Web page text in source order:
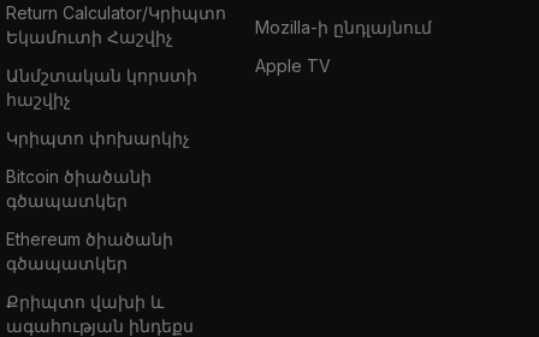
Return Calculator/Կրիպտո
Եկամուտի Հաշվիչ
Անմշտական կորստի
հաշվիչ
Կրիպտո փոխարկիչ
Bitcoin ծիածանի
գծապատկեր
Ethereum ծիածանի
գծապատկեր
Քրիպտո վախի և
ագահության ինդեքս
Mozilla-ի ընդլայնում
Apple TV